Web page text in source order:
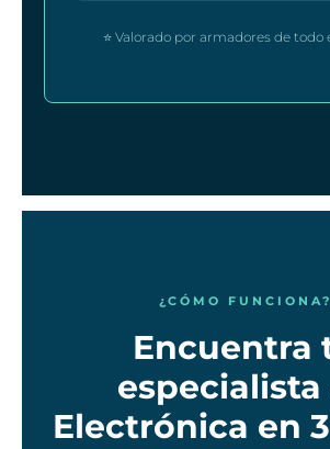
⭐ Valorado por armadores de
¿CÓMO FUNCIONA?
Encuentra
especialista
Electrónica en